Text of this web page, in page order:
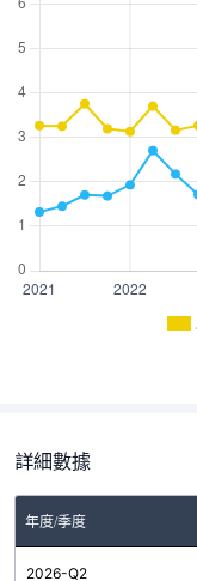
詳細數據
年度/季度
2026-Q2